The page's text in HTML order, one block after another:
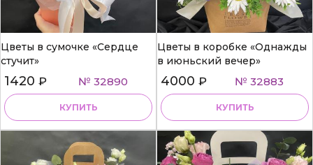
Цветы в сумочке «Сердце
стучит»
1420 ₽ № 32890
КУПИТЬ
Цветы в коробке «Однажды
в июньский вечер»
4000 ₽ № 32883
КУПИТЬ